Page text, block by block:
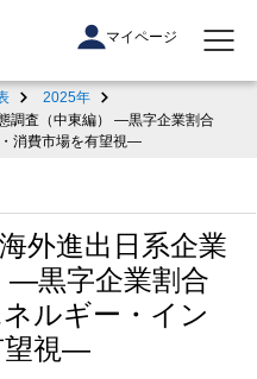
マイページ
2025年
調査（中東編） ―黒字企業割合
消費市場を有望視―
外進出日系企業
―黒字企業割合
ルギー・イン
望視―